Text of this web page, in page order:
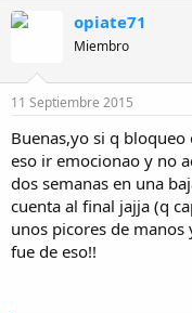
n
s
opiate71
Miembro
11 Septiembre 2015
Buenas,yo si q
eso ir emocionao y no
dos semanas en una
cuenta al final jajja (q
unos picores de manos
fue de eso!!